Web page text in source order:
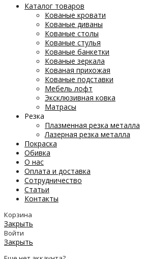
Каталог товаров
Кованые кровати
Кованые диваны
Кованые столы
Кованые стулья
Кованые банкетки
Кованые зеркала
Кованая прихожая
Кованые подставки
Мебель лофт
Эксклюзивная ковка
Матрасы
Резка
Плазменная резка металла
Лазерная резка металла
Покраска
Обивка
О нас
Оплата и доставка
Сотрудничество
Статьи
Контакты
Корзина
Закрыть
Войти
Закрыть